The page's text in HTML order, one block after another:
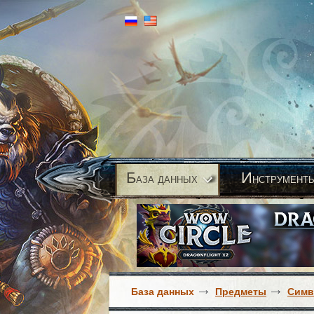
База данных И
База данных Предметы